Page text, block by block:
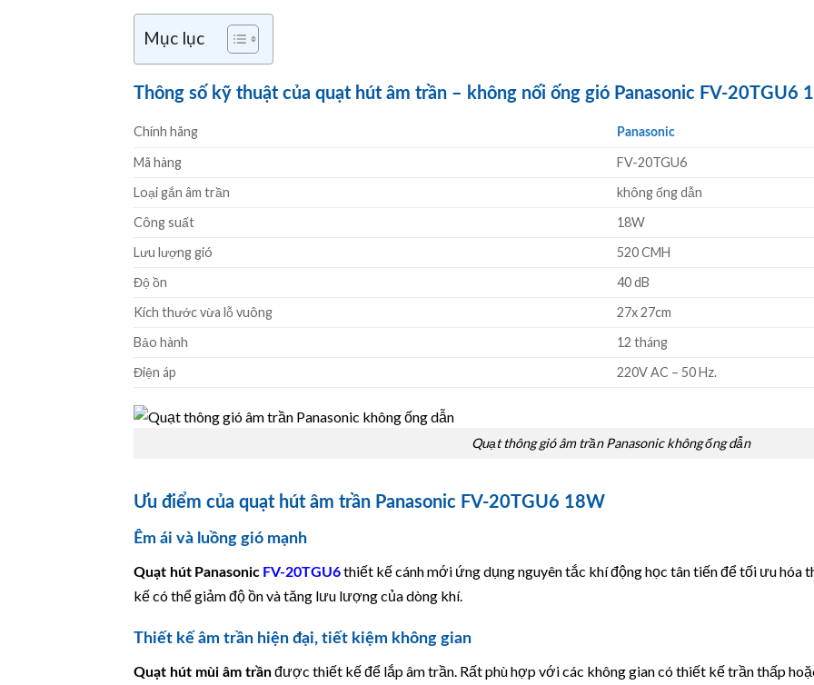
Mục lục
Thông số kỹ thuật của quạt hút âm trần – không nối ống gió Panasonic FV-20TGU6
Chính hãng Panasonic
Mã hàng
FV-20TGU6
Loại gắn âm trần
không ống dẫn
Công suất
18W
Lưu lượng gió
520 CMH
Độ ồn
40 dB
Kích thước vừa lỗ vuông
27x 27cm
Bảo hành
12 tháng
Điện áp
220V AC – 50 Hz.
Quạt thông gió âm trần Panasonic không ống dẫn
Ưu điểm của quạt hút âm trần Panasonic FV-20TGU6 18W
Êm ái và luồng gió mạnh
Quạt hút Panasonic FV-20TGU6thiết kế cánh mới ứng dụng nguyên tắc khí động học tân tiến để tối ưu hóa
kế có thể giảm độ ồn và tăng lưu lượng của dòng khí.
Thiết kế âm trần hiện đại, tiết kiệm không gian
Quạt hút mùi âm trầnđược thiết kế để lắp âm trần. Rất phù hợp với các không gian có thiết kế trần thấp